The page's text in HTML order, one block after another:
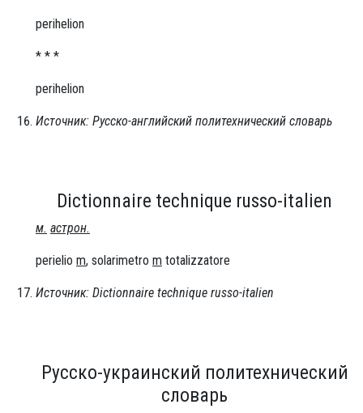
perihelion
* * *
perihelion
Источник: Русско-английский политехнический словарь
Dictionnaire technique russo-italien
м. астрон.
perielio m, solarimetro m totalizzatore
Источник: Dictionnaire technique russo-italien
Русско-украинский политехнический
словарь